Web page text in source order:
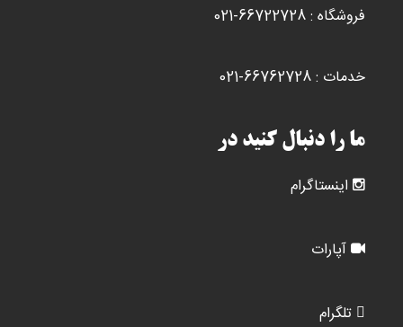
فروشگاه : 66722728-021
خدمات : 66762728-021
ما را دنبال کنید در
اینستاگرام
آپارات
تلگرام